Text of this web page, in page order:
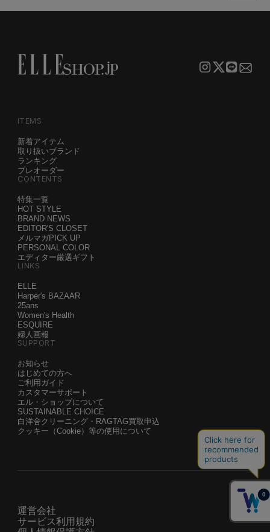
ITEMS
新着アイテム
取り扱いブランド
ランキング
プレオーダー
CONTENTS
特集一覧
HOT STYLE
BRAND NEWS
EDITOR'S CLOSET
メルマガPICK UP
PERSONAL COLOR
エディター厳選ギフト
LINKS
ELLE
Harper's BAZAAR
25ans
Women's Health
ESQUIRE
婦人画報
SUPPORT
お知らせ
はじめての方へ
ご利用ガイド
カスタマーサポート
エル・ショップについて
SUSTAINABLE CHOICE
白洋舍クリーニング・RAGTAG買取申込
クッキー（Cookie）等の使用について
運営会社
サービス利用規約